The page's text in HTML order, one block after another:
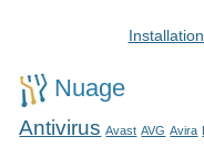
Nuage
Antivirus Avast AVG Avira